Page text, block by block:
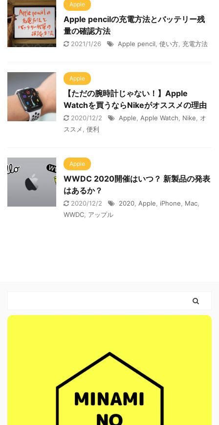
Apple
Apple pencilの充電方法とバッテリー残
量の確認方法
2021/1/26 Apple pencil 使い方 充電方法
Apple
【ただの腕時計じゃない！】Apple
Watchを買うならNikeがオススメの理由
2020/12/2 Apple Apple Watch Nike
オ
ススメ
便利
Apple
WWDC 2020開催はいつ？ 新製品の発表
はあるか？
2020/12/2 2020 Apple iPhone Mac
WWDC アップル